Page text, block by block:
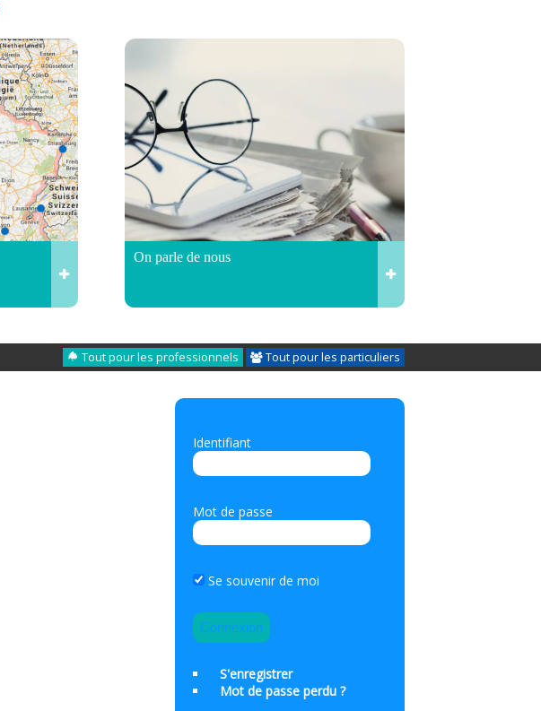
On parle de nous
Tout pour les professionnels Tout pour les particuliers
Identifiant
Mot de passe
Se souvenir de moi
S'enregistrer
Mot de passe perdu ?